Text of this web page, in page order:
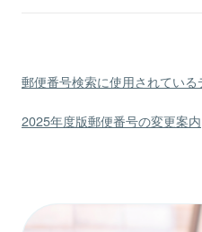
郵便番号検索に使用されている
2025年度版郵便番号の変更案内